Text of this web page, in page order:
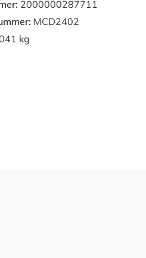
2000000287711
MCD2402
kg